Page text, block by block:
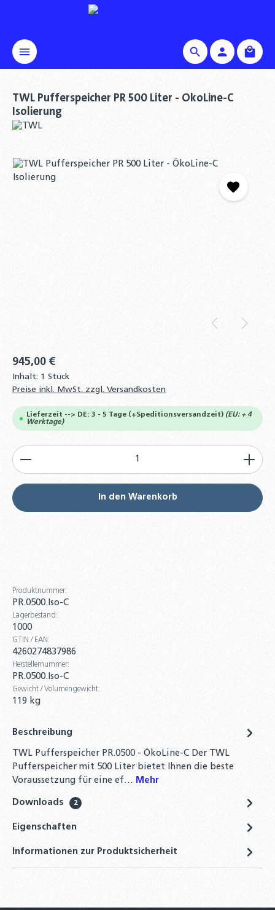
TWL Pufferspeicher PR 500 Liter - ÖkoLine-C
Isolierung
Bildergalerie überspringen
945,00 €
Inhalt: 1 Stück
Preise inkl. MwSt. zzgl. Versandkosten
Lieferzeit --> DE: 3 - 5 Tage (+Speditionsversandzeit) (EU: + 4
Werktage)
Produkt Anzahl: Gib den gewünschten Wert ein
In den Warenkorb
Produktnummer:
PR.0500.Iso-C
Lagerbestand:
1000
GTIN / EAN:
4260274837986
Herstellernummer:
PR.0500.Iso-C
Gewicht / Volumengewicht:
119 kg
Beschreibung
TWL Pufferspeicher PR.0500 - ÖkoLine-C Der TWL
Pufferspeicher mit 500 Liter bietet Ihnen die beste
Voraussetzung für eine ef… Mehr
Downloads 2
Eigenschaften
Informationen zur Produktsicherheit